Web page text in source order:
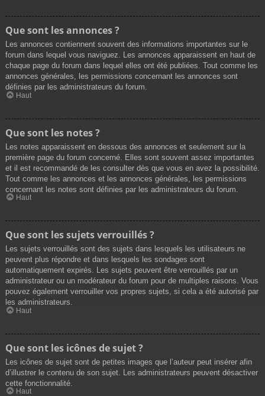
Que sont les annonces ?
Les annonces contiennent souvent des informations importantes sur le
forum dans lequel vous naviguez. Les annonces apparaissent en haut de
chaque page du forum dans lequel elles ont été publiées. Tout comme les
annonces générales, les permissions concernant les annonces sont
définies par les administrateurs du forum.
Haut
Que sont les notes ?
Les notes apparaissent en dessous des annonces et seulement sur la
première page du forum concerné. Elles sont souvent assez importantes
et il est recommandé de les consulter dès que vous en avez la possibilité.
Tout comme les annonces et les annonces générales, les permissions
concernant les notes sont définies par les administrateurs du forum.
Haut
Que sont les sujets verrouillés ?
Les sujets verrouillés sont des sujets dans lesquels les utilisateurs ne
peuvent plus répondre et dans lesquels les sondages sont
automatiquement expirés. Les sujets peuvent être verrouillés par un
administrateur ou un modérateur du forum pour de multiples raisons. Vous
pouvez également verrouiller vos propres sujets, si cela a été autorisé par
les administrateurs.
Haut
Que sont les icônes de sujet ?
Les icônes de sujet sont de petites images que l’auteur peut insérer afin
d’illustrer le contenu de son sujet. Les administrateurs peuvent désactiver
cette fonctionnalité.
Haut